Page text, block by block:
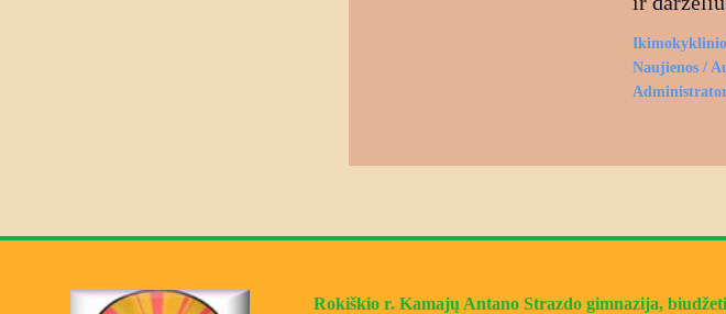
Naujienos /
Rokiškio r. Kamajų Antano Strazdo gimnazija,